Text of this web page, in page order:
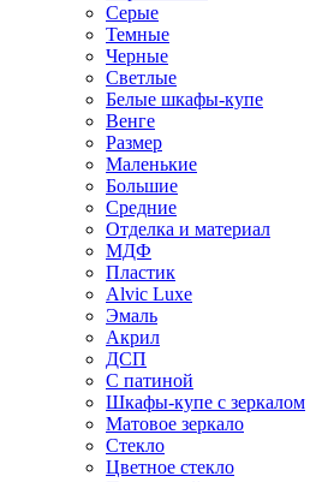
Серые
Темные
Черные
Светлые
Белые шкафы-купе
Венге
Размер
Маленькие
Большие
Средние
Отделка и материал
МДФ
Пластик
Alvic Luxe
Эмаль
Акрил
ДСП
С патиной
Шкафы-купе с зеркалом
Матовое зеркало
Стекло
Цветное стекло